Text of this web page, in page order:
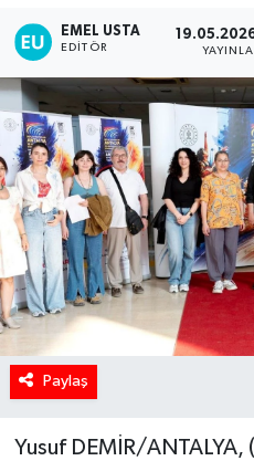
EMEL USTA
EDITÖR
Paylaş
Yusuf DEMİR/ANTALYA,